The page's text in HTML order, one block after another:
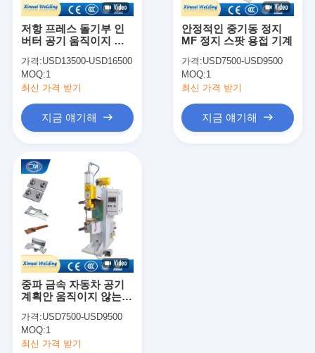
정지 스팟 용접 기계
다중 머리 점 용접기
표 점 용접기
매뉴얼 점 용접기
시임 용접 기계
로보틱 스팟 웨일더 총
확산 용접기
레이저 용접기 기계
스터드 용접기
킥리스 케이블
저항 프레스 돌기부 인
버터 공기 움직이지 않
가격:USD13500-USD16500
MOQ:1
최신 가격 받기
지금 얘기해
안정적인 중기동 정지
MF 정지 스팟 용접 기계
가격:USD7500-USD9500
MOQ:1
최신 가격 받기
지금 얘기해
중파 금속 자동차 공기
계획안 움직이지 않는
가격:USD7500-USD9500
MOQ:1
최신 가격 받기